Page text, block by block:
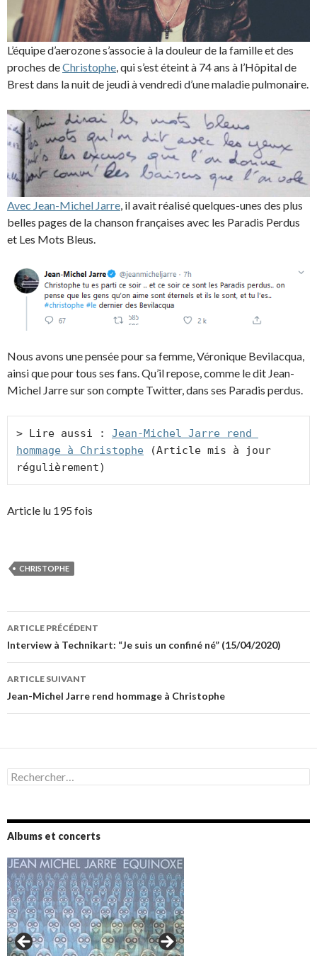
L’équipe d’aerozone s’associe à la douleur de la famille et des
proches deChristophe, qui s’est éteint à 74 ans à l’Hôpital de
Brest dans la nuit de jeudi à vendredi d’une maladie pulmonaire.
Avec Jean-Michel Jarre, il avait réalisé quelques-unes des plus
belles pages de la chanson françaises avec les Paradis Perdus
et Les Mots Bleus.
Nous avons une pensée pour sa femme, Véronique Bevilacqua,
ainsi que pour tous ses fans. Qu’il repose, comme le dit Jean-
Michel Jarre sur son compte Twitter, dans ses Paradis perdus.
> Lire aussi : Jean-Michel Jarre rend
hommage à Christophe (Article mis à jour
régulièrement)
Article lu 195 fois
CHRISTOPHE
Navigation
des
articles
ARTICLE PRÉCÉDENT
Interview à Technikart: “Je suis un confiné né” (15/04/2020)
ARTICLE SUIVANT
Jean-Michel Jarre rend hommage à Christophe
Rechercher :
Albums et concerts